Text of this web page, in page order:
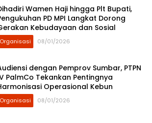
Wamen Haji hingga Plt Bupati,
PD MPI Langkat Dorong
Kebudayaan dan Sosial
Organisasi 08/01/2026
dengan Pemprov Sumbar, PTPN
PalmCo Tekankan Pentingnya
Operasional Kebun
Organisasi 08/01/2026